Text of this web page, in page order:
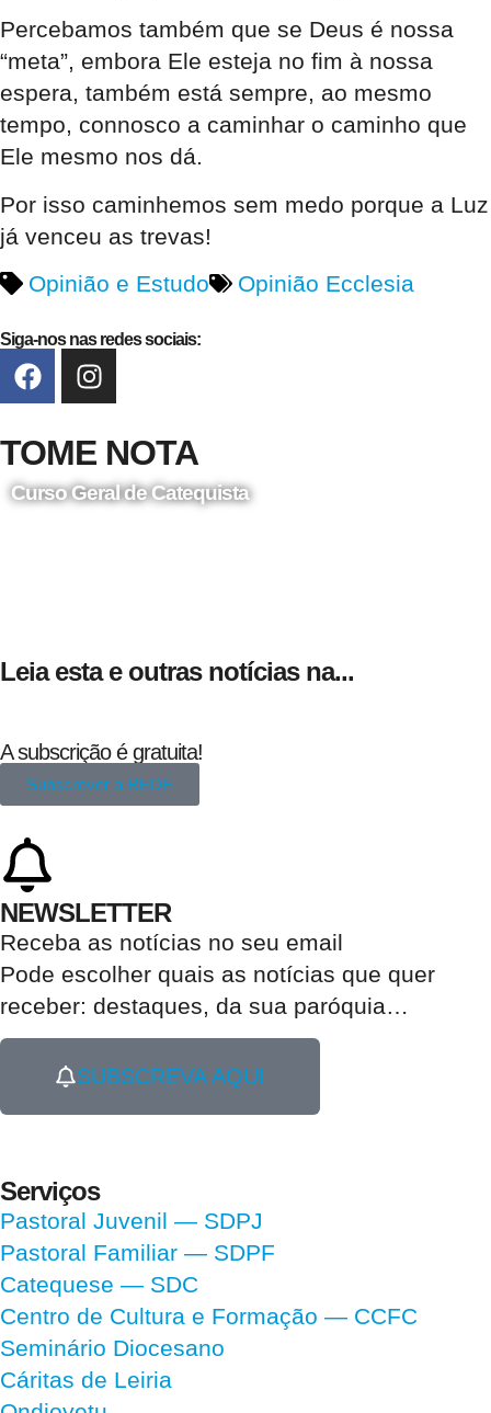
Percebamos também que se Deus é nossa
“meta”, embora Ele esteja no fim à nossa
espera, também está sempre, ao mesmo
tempo, connosco a caminhar o caminho que
Ele mesmo nos dá.
Por isso caminhemos sem medo porque a Luz
já venceu as trevas!
Opinião e Estudo
Opinião Ecclesia
Siga-nos nas redes sociais:
TOME NOTA
Curso Geral de Catequista
Leia esta e outras notícias na...
A subscrição é gratuita!
Subscrever a REDE
NEWSLETTER
Receba as notícias no seu email​
Pode escolher quais as notícias que quer
receber: destaques, da sua paróquia…
SUBSCREVA AQUI
Serviços
Pastoral Juvenil — SDPJ
Pastoral Familiar — SDPF
Catequese — SDC
Centro de Cultura e Formação — CCFC
Seminário Diocesano
Cáritas de Leiria